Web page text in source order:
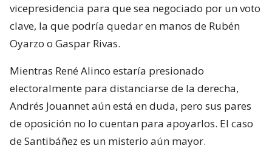
vicepresidencia para que sea negociado por un voto
clave, la que podría quedar en manos de Rubén
Oyarzo o Gaspar Rivas.
Mientras René Alinco estaría presionado
electoralmente para distanciarse de la derecha,
Andrés Jouannet aún está en duda, pero sus pares
de oposición no lo cuentan para apoyarlos. El caso
de Santibáñez es un misterio aún mayor.